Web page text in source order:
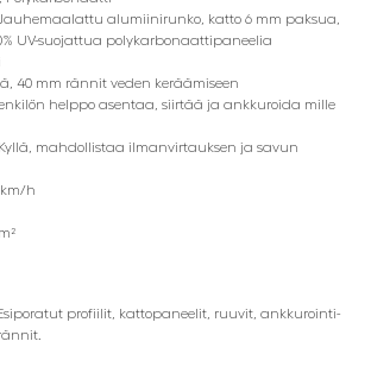
alumiinirunko, katto 6 mm paksua,
UV-suojattua polykarbonaattipaneelia
40 mm rännit veden keräämiseen
helppo asentaa, siirtää ja ankkuroida mille
mahdollistaa ilmanvirtauksen ja savun
km/h
profiilit, kattopaneelit, ruuvit, ankkurointi-